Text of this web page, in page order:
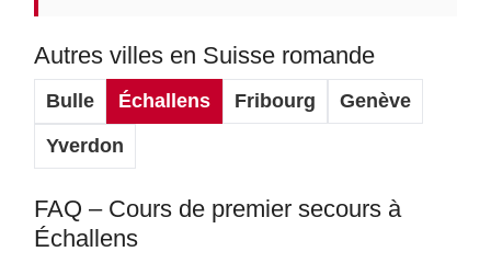
Autres villes en Suisse romande
Bulle Échallens Fribourg Genève
Yverdon
FAQ – Cours de premier secours à
Échallens